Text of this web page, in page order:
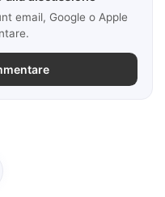
email, Google o Apple